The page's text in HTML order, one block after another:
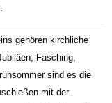
gehören kirchliche
Fasching,
sind es die
mit der